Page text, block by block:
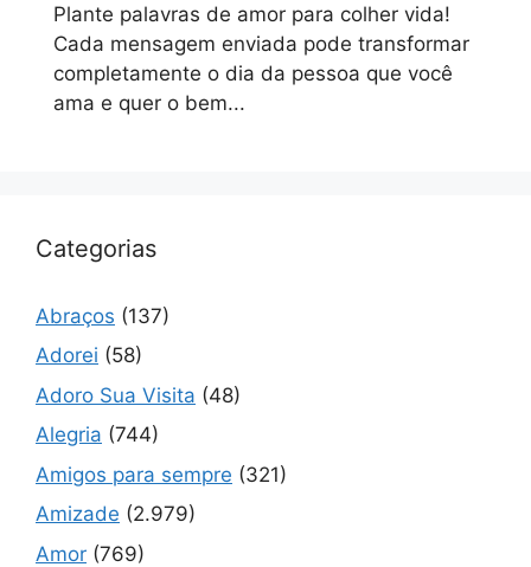
Plante palavras de amor para colher vida!
Cada mensagem enviada pode transformar
completamente o dia da pessoa que você
ama e quer o bem...
Categorias
Abraços (137)
Adorei (58)
Adoro Sua Visita (48)
Alegria (744)
Amigos para sempre (321)
Amizade (2.979)
Amor (769)